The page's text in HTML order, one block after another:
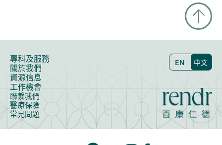
專科及服務
關於我們
資源信息
工作機會
聯繫我們
醫療保險
常見問題
EN 中文